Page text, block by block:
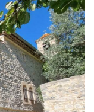
+ de critéres +